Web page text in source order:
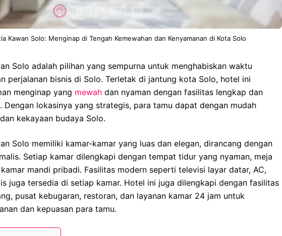
Kawan Solo: Menginap di Tengah Kemewahan dan Kenyamanan di Kota Solo
Solo adalah pilihan yang sempurna untuk menghabiskan waktu
perjalanan bisnis di Solo. Terletak di jantung kota Solo, hotel ini
menginap yang mewah dan nyaman dengan fasilitas lengkap dan
Dengan lokasinya yang strategis, para tamu dapat dengan mudah
kekayaan budaya Solo.
Solo memiliki kamar-kamar yang luas dan elegan, dirancang dengan
Setiap kamar dilengkapi dengan tempat tidur yang nyaman, meja
mandi pribadi. Fasilitas modern seperti televisi layar datar, AC,
juga tersedia di setiap kamar. Hotel ini juga dilengkapi dengan fasilitas
pusat kebugaran, restoran, dan layanan kamar 24 jam untuk
dan kepuasan para tamu.